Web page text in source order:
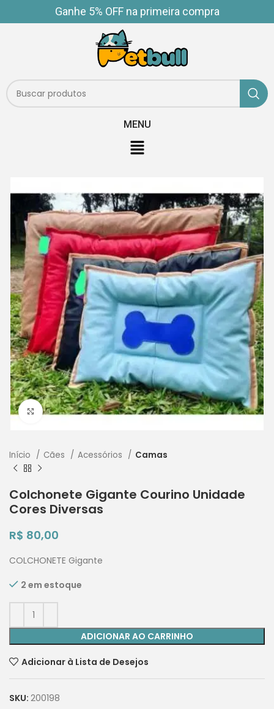
Ganhe 5% OFF na primeira compra
MENU
Clique para ampliar
Início Cães Acessórios Camas
Colchonete Gigante Courino Unidade
Cores Diversas
R$ 80,00
COLCHONETE Gigante
2 em estoque
ADICIONAR AO CARRINHO
Adicionar à Lista de Desejos
SKU: 200198